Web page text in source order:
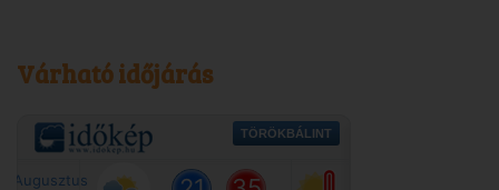
Várható időjárás